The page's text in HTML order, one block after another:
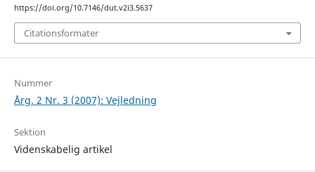
https://doi.org/10.7146/dut.v2i3.5637
Citationsformater
Nummer
Årg. 2 Nr. 3 (2007): Vejledning
Sektion
Videnskabelig artikel